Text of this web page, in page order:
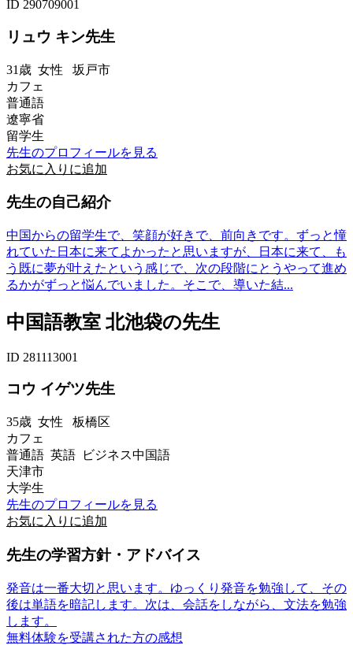
ID 290709001
リュウ キン先生
31歳 女性 坂戸市
カフェ
普通語
遼寧省
留学生
先生のプロフィールを見る
お気に入りに追加
先生の自己紹介
中国からの留学生で、笑顔が好きで、前向きです。ずっと憧
れていた日本に来てよかったと思いますが、日本に来て、も
う既に夢が叶えたという感じで、次の段階にとうやって進め
るかがずっと悩んでいました。そこで、導いた結...
中国語教室 北池袋の先生
ID 281113001
コウ イゲツ先生
35歳 女性 板橋区
カフェ
普通語 英語 ビジネス中国語
天津市
大学生
先生のプロフィールを見る
お気に入りに追加
先生の学習方針・アドバイス
発音は一番大切と思います。ゆっくり発音を勉強して、その
後は単語を暗記します。次は、会話をしながら、文法を勉強
します。
無料体験を受講された方の感想